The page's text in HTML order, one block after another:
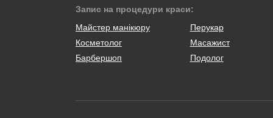
Запис на процедури краси:
Майстер манікюру
Перукар
Косметолог
Масажист
Барбершоп
Подолог